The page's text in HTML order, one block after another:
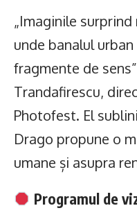
„Imaginile
unde banalul
fragmente de
Trandafirescu,
Photofest. El
Drago propune o
umane și asupra
Programul de